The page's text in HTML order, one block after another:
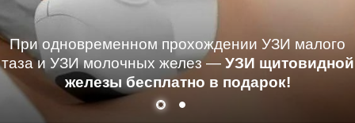
При одновременном прохождении УЗИ малого
таза и УЗИ молочных желез — УЗИ щитовидной
железы бесплатно в подарок!